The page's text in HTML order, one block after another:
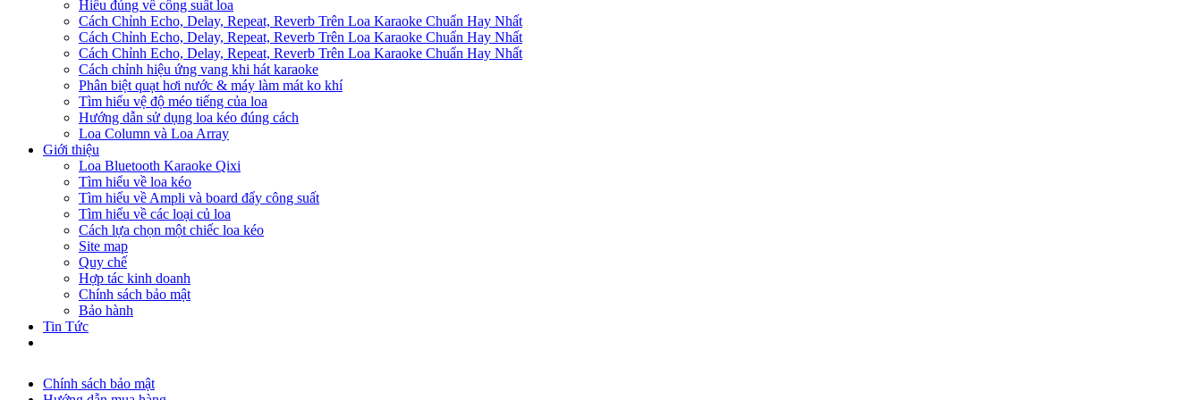
Hiểu đúng về công suất loa
Cách Chỉnh Echo, Delay, Repeat, Reverb Trên Loa Karaoke Chuẩn Hay Nhất
Cách Chỉnh Echo, Delay, Repeat, Reverb Trên Loa Karaoke Chuẩn Hay Nhất
Cách Chỉnh Echo, Delay, Repeat, Reverb Trên Loa Karaoke Chuẩn Hay Nhất
Cách chỉnh hiệu ứng vang khi hát karaoke
Phân biệt quạt hơi nước & máy làm mát ko khí
Tìm hiểu vệ độ méo tiếng của loa
Hướng dẫn sử dụng loa kéo đúng cách
Loa Column và Loa Array
Giới thiệu
Loa Bluetooth Karaoke Qixi
Tìm hiểu về loa kéo
Tìm hiểu về Ampli và board đẩy công suất
Tìm hiểu về các loại củ loa
Cách lựa chọn một chiếc loa kéo
Site map
Quy chế
Hợp tác kinh doanh
Chính sách bảo mật
Bảo hành
Tin Tức
Chính sách bảo mật